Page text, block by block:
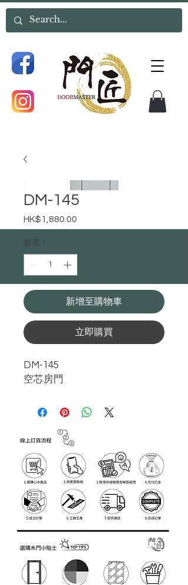
DM-145
HK$1,880.00
格
數量
新增至購物車
立即購買
DM-145
空芯房門